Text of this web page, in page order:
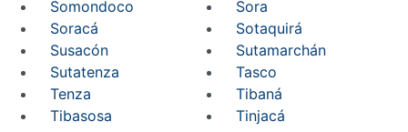
Somondoco
Sora
Soracá
Sotaquirá
Susacón
Sutamarchán
Sutatenza
Tasco
Tenza
Tibaná
Tibasosa
Tinjacá